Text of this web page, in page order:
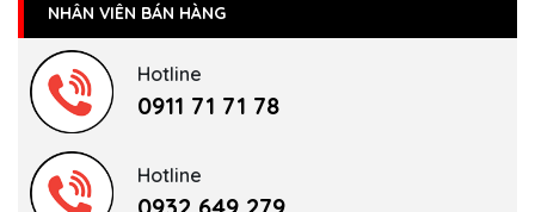
NHÂN VIÊN BÁN HÀNG
Hotline
0911 71 71 78
Hotline